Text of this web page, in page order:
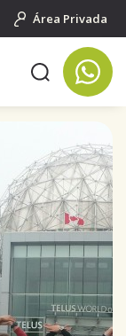
Área Privada